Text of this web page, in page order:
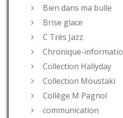
Bien dans ma bulle
Brise glace
C Très Jazz
Chronique-
Collection Hallyday
Collection Moustaki
Collège M Pagnol
communication